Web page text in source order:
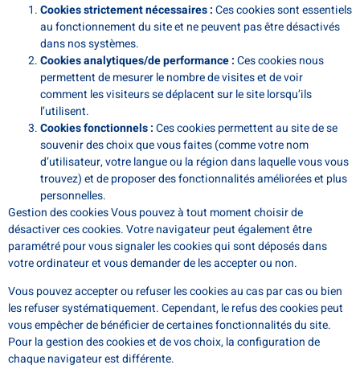
Cookies strictement nécessaires :Ces cookies sont essentiels
au fonctionnement du site et ne peuvent pas être désactivés
dans nos systèmes.
Cookies analytiques/de performance :Ces cookies nous
permettent de mesurer le nombre de visites et de voir
comment les visiteurs se déplacent sur le site lorsqu’ils
l’utilisent.
Cookies fonctionnels :Ces cookies permettent au site de se
souvenir des choix que vous faites (comme votre nom
d’utilisateur, votre langue ou la région dans laquelle vous vous
trouvez) et de proposer des fonctionnalités améliorées et plus
personnelles.
Gestion des cookiesVous pouvez à tout moment choisir de
désactiver ces cookies. Votre navigateur peut également être
paramétré pour vous signaler les cookies qui sont déposés dans
votre ordinateur et vous demander de les accepter ou non.
Vous pouvez accepter ou refuser les cookies au cas par cas ou bien
les refuser systématiquement. Cependant, le refus des cookies peut
vous empêcher de bénéficier de certaines fonctionnalités du site.
Pour la gestion des cookies et de vos choix, la configuration de
chaque navigateur est différente.